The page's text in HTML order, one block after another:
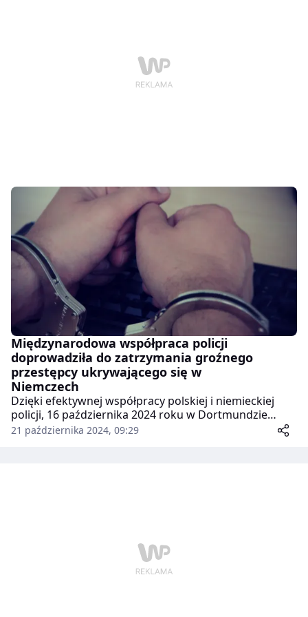
Międzynarodowa współpraca policji
doprowadziła do zatrzymania groźnego
przestępcy ukrywającego się w
Niemczech
Dzięki efektywnej współpracy polskiej i niemieckiej
policji, 16 października 2024 roku w Dortmundzie
zatrzymano Rafała S., groźnego przestępcę
21 października 2024, 09:29